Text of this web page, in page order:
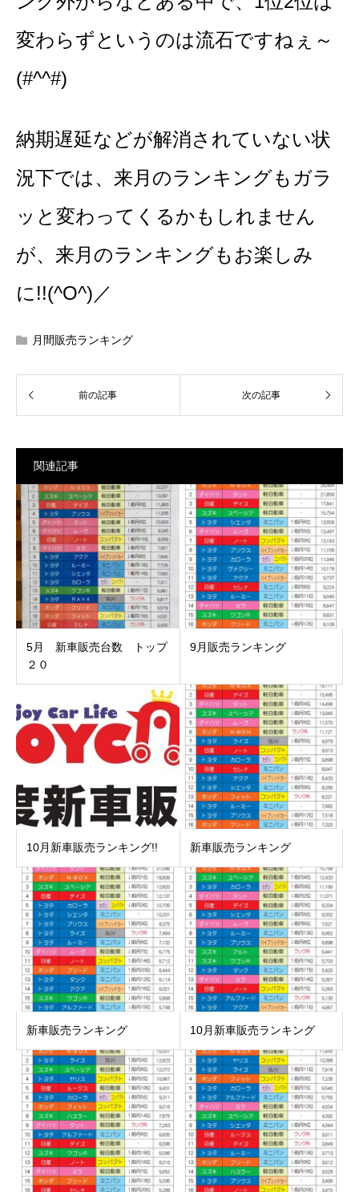
変わらずというのは流石ですねぇ～
(#^^#)
納期遅延などが解消されていない状
況下では、来月のランキングもガラ
ッと変わってくるかもしれません
が、来月のランキングもお楽しみ
に!!(^O^)／
月間販売ランキング
関連記事
5月 新車販売台数 トップ
２０
9月販売ランキング
10月新車販売ランキング!! 新車販売ランキング
新車販売ランキング 10月新車販売ランキング